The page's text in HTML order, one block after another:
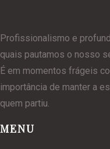
Profissionalismo e
quais pautamos o nosso
É em momentos frágeis
importância de manter a
quem partiu.
MENU